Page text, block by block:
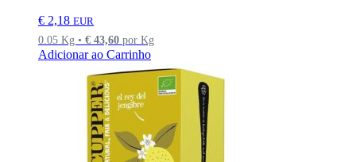
€ 2,18 EUR
0.05 Kg • € 43,60 por Kg
Adicionar ao Carrinho